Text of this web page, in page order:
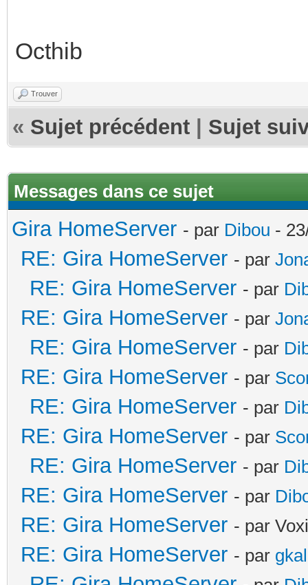
Octhib
Trouver
« Sujet précédent Sujet
Messages dans ce sujet
Gira HomeServer - par Dibou -
RE: Gira HomeServer - par
RE: Gira HomeServer - par
RE: Gira HomeServer - par
RE: Gira HomeServer - par
RE: Gira HomeServer - par
RE: Gira HomeServer - par
RE: Gira HomeServer - par
RE: Gira HomeServer - par
RE: Gira HomeServer - par
RE: Gira HomeServer - par
RE: Gira HomeServer - par